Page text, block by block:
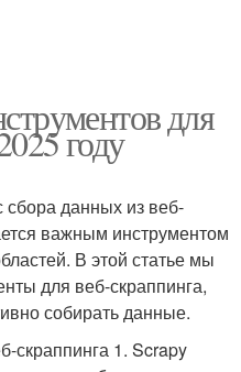
для
году
данных из веб-
важным инструментом
В этой статье мы
для веб-скраппинга,
собирать данные.
скраппинга 1. Scrapy